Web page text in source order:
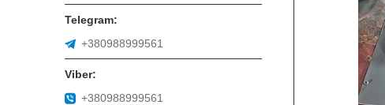
+380988999561
+380988999561